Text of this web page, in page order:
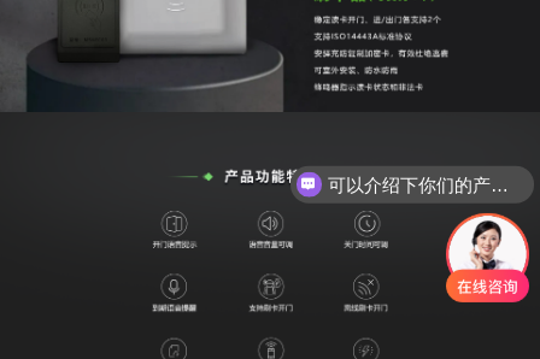
可以介绍下你们的产品么